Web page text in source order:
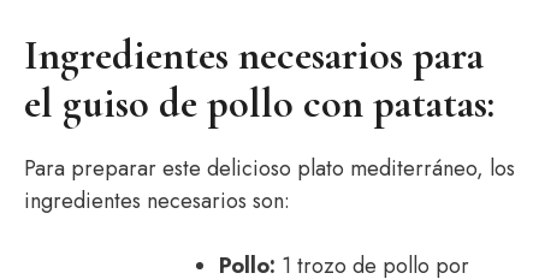
Ingredientes necesarios para
el guiso de pollo con patatas:
Para preparar este delicioso plato mediterráneo, los
ingredientes necesarios son:
Pollo: 1 trozo de pollo por